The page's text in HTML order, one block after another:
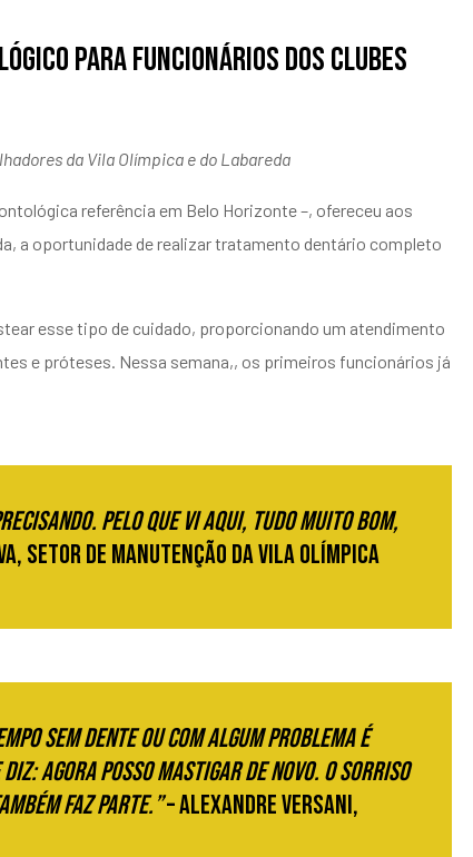
para funcionários dos clubes
da Vila Olímpica e do Labareda
referência em Belo Horizonte –, ofereceu aos
a oportunidade de realizar tratamento dentário completo
esse tipo de cuidado, proporcionando um atendimento
e próteses. Nessa semana,, os primeiros funcionários já
Pelo que vi aqui, tudo muito bom,
setor de manutenção da Vila Olímpica
sem dente ou com algum problema é
agora posso mastigar de novo. O sorriso
faz parte.”– Alexandre Versani,